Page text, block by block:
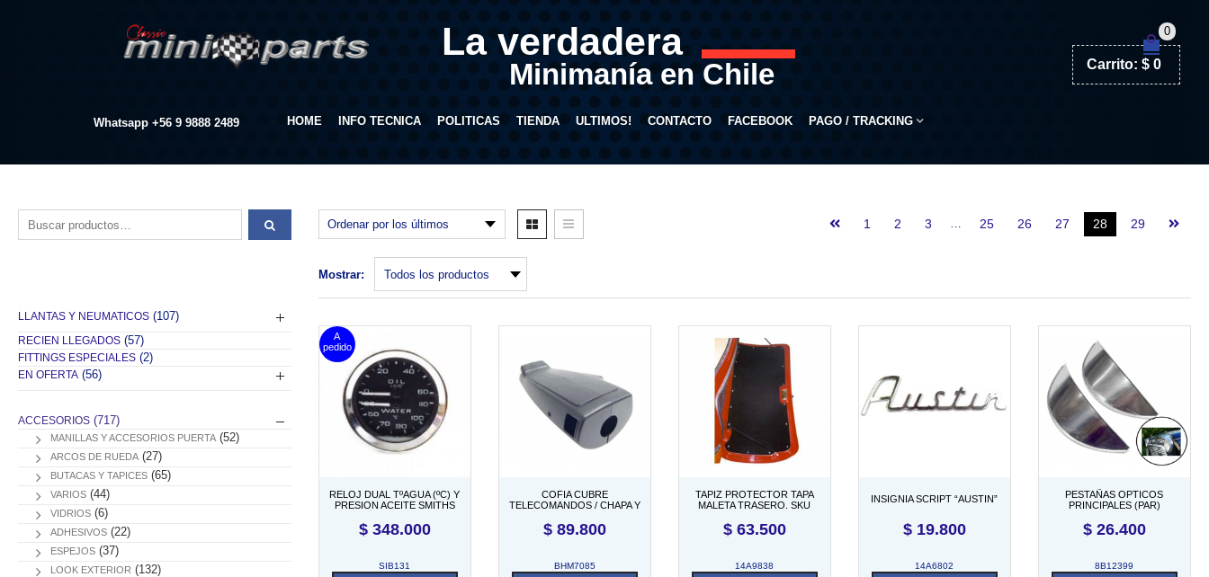
La verdadera
Minimanía en Chile
0
Carrito: $0
Whatsapp +56 9 9888 2489 HOME INFO TECNICA POLITICAS TIENDA ULTIMOS! CONTACTO FACEBOOK PAGO / TRACKING
1 2 3 … 25 26 27 28 29
Mostrar:
RELOJ DUAL TºAGUA (ºC) Y
PRESION ACEITE SMITHS
$348.000
SIB131
COFIA CUBRE
TELECOMANDOS / CHAPA Y
1976/1997
$89.800
BHM7085
TAPIZ PROTECTOR TAPA
MALETA TRASERO. SKU
$63.500
14A9838
INSIGNIA SCRIPT “AUSTIN”
$19.800
14A6802
PESTAÑAS OPTICOS
PRINCIPALES (PAR)
$26.400
8B12399
Buscar por:
LLANTAS Y NEUMATICOS (107)
RECIEN LLEGADOS (57)
FITTINGS ESPECIALES (2)
EN OFERTA (56)
ACCESORIOS (717)
MANILLAS Y ACCESORIOS PUERTA (52)
ARCOS DE RUEDA (27)
BUTACAS Y TAPICES (65)
VARIOS (44)
VIDRIOS (6)
ADHESIVOS (22)
ESPEJOS (37)
LOOK EXTERIOR (132)